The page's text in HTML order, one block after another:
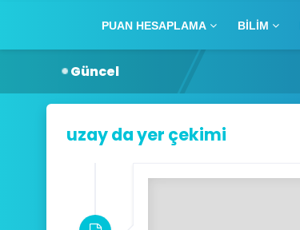
PUAN HESAPLAMA BILIM
Güncel
uzay da yer çekimi